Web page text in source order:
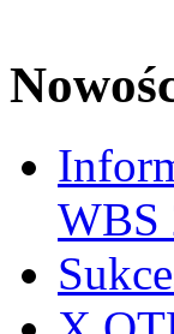
WBS